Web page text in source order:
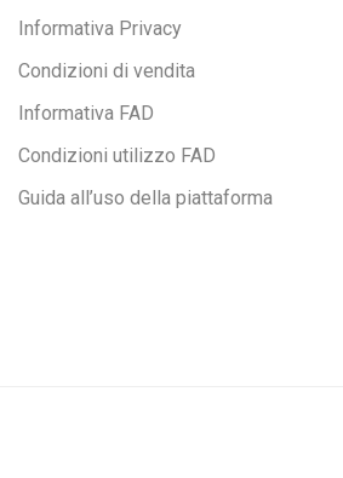
Informativa Privacy
Condizioni di vendita
Informativa FAD
Condizioni utilizzo FAD
Guida all’uso della piattaforma